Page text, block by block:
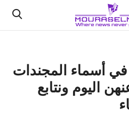
أسماء المجندات
اليوم ونتابع